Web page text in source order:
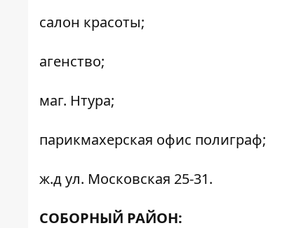
салон красоты;
агенство;
маг. Нтура;
парикмахерская офис полиграф;
ж.д ул. Московская 25-31.
СОБОРНЫЙ РАЙОН: